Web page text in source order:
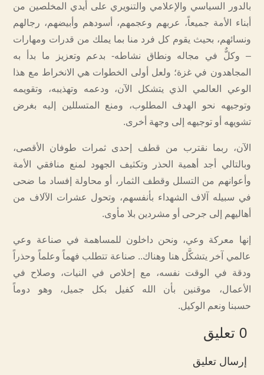
بالدور السياسي والإعلامي والتنويري على أيدي المخلصين من
أبناء الأمة جميعاً، عربهم وعجمهم، أسودهم وأبيضهم، رجالهم
ونسائهم، بحيث يقوم كل فرد منا بما يملك من قدرات ومهارات
– وكلٌّ في مجاله ونطاق نشاطه- بدعم وتعزيز ما بدأ به
المجاهدون في غزة؛ ولعل أولى الخطوات هي الانخراط مع هذا
الوعي العالمي الذي يتشكل الآن، ودعمه وتهذيبه، وتقويمه
وتوجيهه نحو الهدف المطلوب، ومنع المتسللين إليه بغرض
تشويهه أو توجيهه إلى وجهة أخرى.
الآن، ربما نقترب من قطف إحدى ثمرات طوفان الأقصى،
وبالتالي أجد أهمية الحذر وتكثيف الجهود لمنع منافقي الأمة
وأعوانهم من التسلل وقطف الثمار، أو محاولة إفساد ما ضحى
في سبيله آلاف الشهداء بأنفسهم، وتحول عشرات الآلاف من
أهاليهم إلى جرحى أو مشردين بلا مأوى.
إنها معركة وعي، ونحن داخلون للمساهمة في صناعة وعي
عالمي آخر يتشكَّل هنا وهناك.. صناعة تتطلب فهماً وعلماً وحذراً
ودقة في الوقت نفسه، مع إخلاص في النيات، وصلاح في
الأعمال، موقنين بأن الله كفيل بكل جميل، وهو دوماً
حسبنا ونعم الوكيل.
0 تعليق
إرسال تعليق